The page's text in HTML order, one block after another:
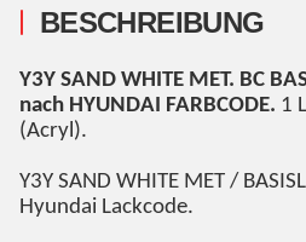
BESCHREIBUNG
Y3Y SAND WHITE MET. BC
nach HYUNDAI FARBCODE. 1
(Acryl).
Y3Y SAND WHITE MET /
Hyundai Lackcode.